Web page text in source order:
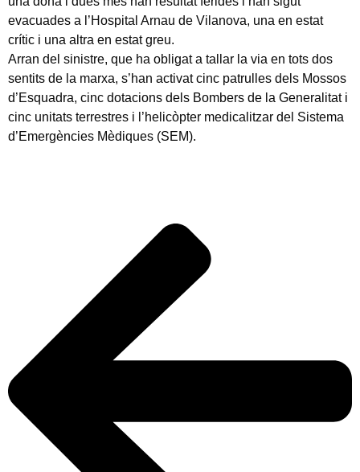
evacuades a l’Hospital Arnau de Vilanova, una en estat
crític i una altra en estat greu.
Arran del sinistre, que ha obligat a tallar la via en tots dos
sentits de la marxa, s’han activat cinc patrulles dels Mossos
d’Esquadra, cinc dotacions dels Bombers de la Generalitat i
cinc unitats terrestres i l’helicòpter medicalitzar del Sistema
d’Emergències Mèdiques (SEM).